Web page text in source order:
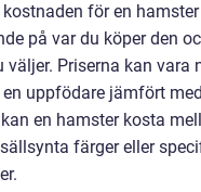
kostnaden för en
på var du köper den
väljer. Priserna kan vara
uppfödare jämfört
en hamster kosta
färger eller